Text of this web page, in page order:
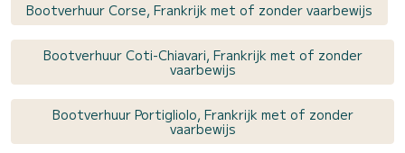
Bootverhuur Corse, Frankrijk met of zonder vaarbewijs
Bootverhuur Coti-Chiavari, Frankrijk met of zonder
vaarbewijs
Bootverhuur Portigliolo, Frankrijk met of zonder
vaarbewijs